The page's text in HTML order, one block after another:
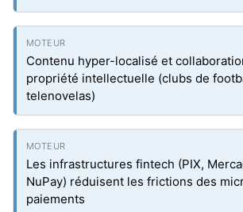
Contenu hyper-localisé et
propriété intellectuelle (clubs de
telenovelas)
Les infrastructures fintech (PIX,
NuPay) réduisent les frictions des
paiements